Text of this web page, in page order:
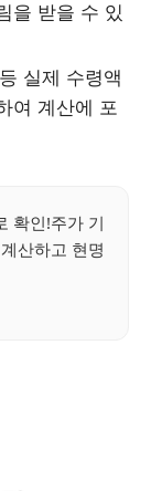
을 받을 수 있
실제 수령액
여 계산에 포
확인!주가 기
산하고 현명